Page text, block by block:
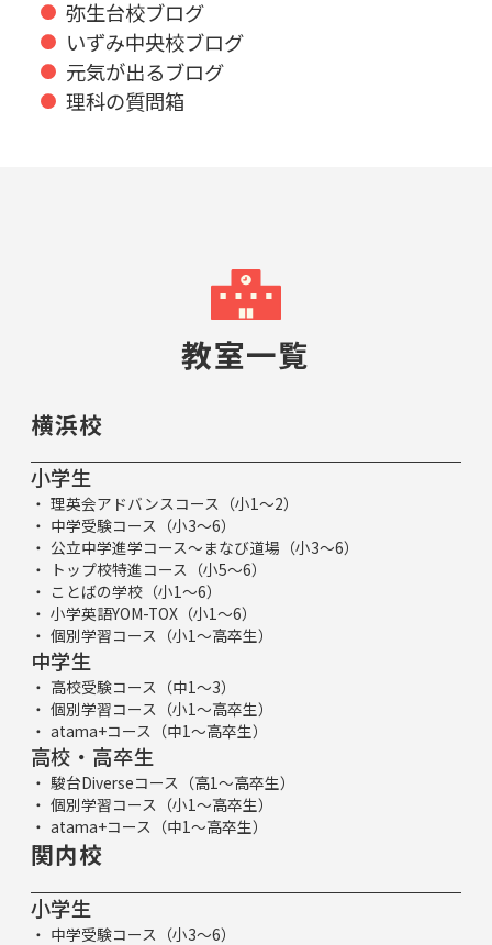
弥生台校ブログ
いずみ中央校ブログ
元気が出るブログ
理科の質問箱
教室一覧
横浜校
小学生
理英会アドバンスコース（小1～2）
中学受験コース（小3～6）
公立中学進学コース～まなび道場（小3～6）
トップ校特進コース（小5～6）
ことばの学校（小1～6）
小学英語YOM-TOX（小1～6）
個別学習コース（小1～高卒生）
中学生
高校受験コース（中1～3）
個別学習コース（小1～高卒生）
atama+コース（中1～高卒生）
高校・高卒生
駿台Diverseコース（高1～高卒生）
個別学習コース（小1～高卒生）
atama+コース（中1～高卒生）
関内校
小学生
中学受験コース（小3～6）